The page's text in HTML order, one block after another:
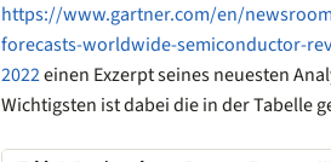
https://www.gartner.com/en/
forecasts-worldwide-semiconductor-
2022einen Exzerpt seines neuesten
Wichtigsten ist dabei die in der Tabelle